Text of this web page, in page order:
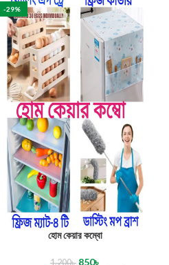
-29%
হোম কেয়ার কম্বো
1,200৳ 850৳